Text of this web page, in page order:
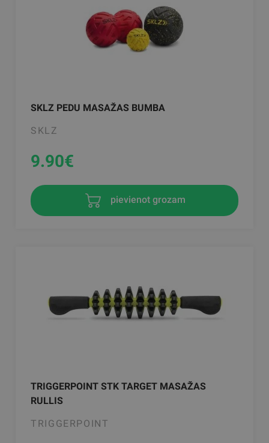
SKLZ PEDU MASAŽAS BUMBA
SKLZ
9.90€
pievienot grozam
TRIGGERPOINT STK TARGET MASAŽAS
RULLIS
TRIGGERPOINT